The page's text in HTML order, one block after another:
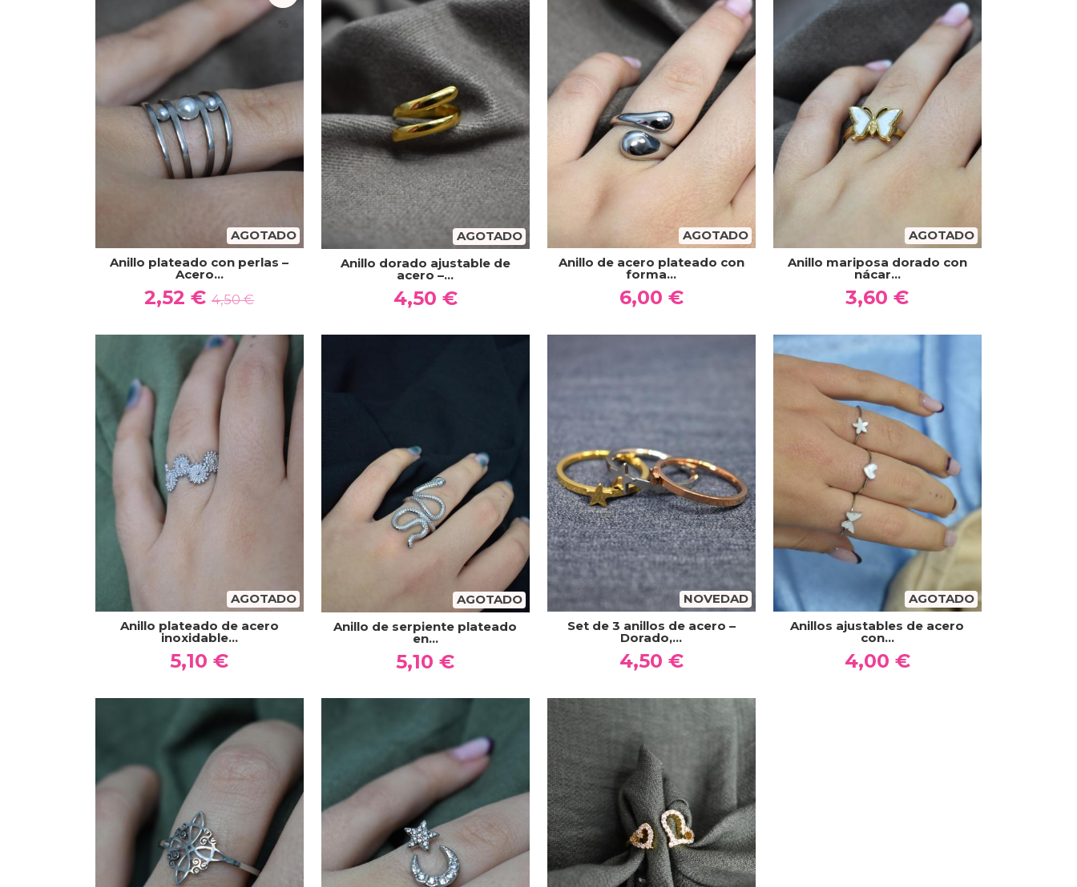
AGOTADO
Anillo plateado con perlas –
Acero...
2,52 €4,50 €
AGOTADO
Anillo dorado ajustable de
acero –...
4,50 €
AGOTADO
Anillo de acero plateado con
forma...
6,00 €
AGOTADO
Anillo mariposa dorado con
nácar...
3,60 €
AGOTADO
Anillo plateado de acero
inoxidable...
5,10 €
AGOTADO
Anillo de serpiente plateado
en...
5,10 €
NOVEDAD
Set de 3 anillos de acero –
Dorado,...
4,50 €
AGOTADO
Anillos ajustables de acero
con...
4,00 €